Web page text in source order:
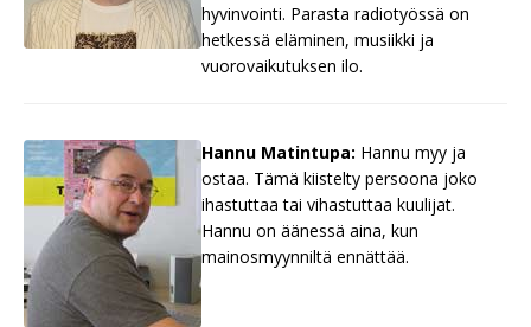
hyvinvointi. Parasta radiotyössä on
hetkessä eläminen, musiikki ja
vuorovaikutuksen ilo.
Hannu Matintupa: Hannu myy ja
ostaa. Tämä kiistelty persoona joko
ihastuttaa tai vihastuttaa kuulijat.
Hannu on äänessä aina, kun
mainosmyynniltä ennättää.